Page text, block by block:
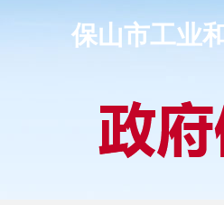
保山市工业